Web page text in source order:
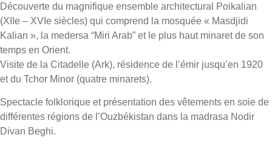
Découverte du magnifique ensemble architectural Poikalian
(XIIe – XVIe siècles) qui comprend la mosquée « Masdjidi
Kalian », la medersa “Miri Arab” et le plus haut minaret de son
temps en Orient.
Visite de la Citadelle (Ark), résidence de l’émir jusqu’en 1920
et du Tchor Minor (quatre minarets).
Spectacle folklorique et présentation des vêtements en soie de
différentes régions de l’Ouzbékistan dans la madrasa Nodir
Divan Beghi.